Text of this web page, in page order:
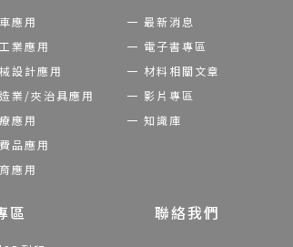
應用
業應用
設計應用
業/夾治具應用
應用
品應用
應用
最新消息
電子書專區
材料相關文章
影片專區
知識庫
區 聯絡我們